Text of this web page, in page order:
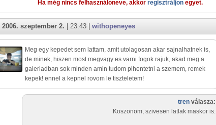
Ha még nincs felhasználóneve, akkor regisztráljon egyet.
2006. szeptember 2. | 23:43 | withopeneyes
Meg egy kepedet sem lattam, amit utolagosan akar sajnalhatnek is,
de minek, hiszen most megvagy es varni fogok rajuk, akad meg a
galeriadban sok minden amin tudom pihentetni a szemem, remek
kepek! ennel a kepnel rovom le tiszteletem!
tren válasza:
Koszonom, szivesen latlak maskor is.